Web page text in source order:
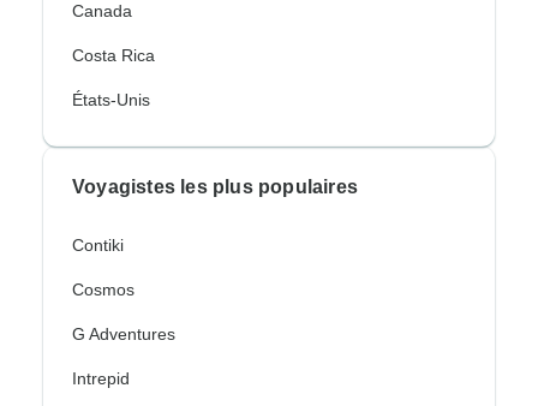
Canada
Costa Rica
États-Unis
Voyagistes les plus populaires
Contiki
Cosmos
G Adventures
Intrepid